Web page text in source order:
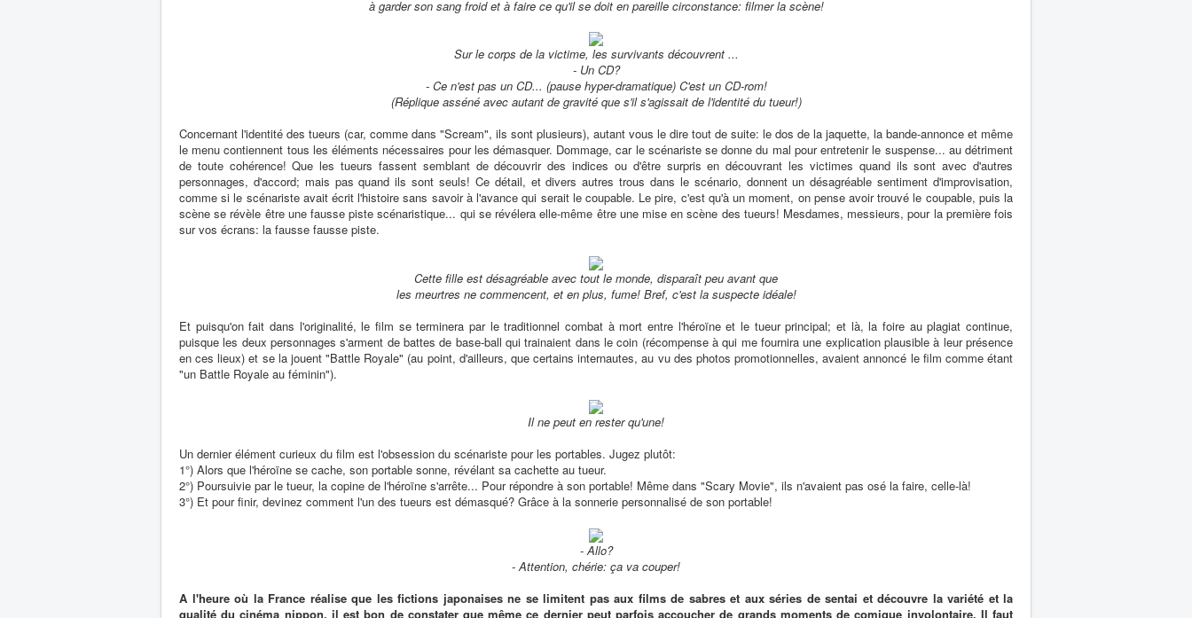
à garder son sang froid et à faire ce qu'il se doit en pareille circonstance: filmer la scène!
Sur le corps de la victime, les survivants découvrent ...
- Un CD?
- Ce n'est pas un CD... (pause hyper-dramatique) C'est un CD-rom!
(Réplique asséné avec autant de gravité que s'il s'agissait de l'identité du tueur!)
Concernant l'identité des tueurs (car, comme dans "Scream", ils sont plusieurs), autant vous le dire tout de suite: le dos de la jaquette, la bande-annonce et même
le menu contiennent tous les éléments nécessaires pour les démasquer. Dommage, car le scénariste se donne du mal pour entretenir le suspense... au détriment
de toute cohérence! Que les tueurs fassent semblant de découvrir des indices ou d'être surpris en découvrant les victimes quand ils sont avec d'autres
personnages, d'accord; mais pas quand ils sont seuls! Ce détail, et divers autres trous dans le scénario, donnent un désagréable sentiment d'improvisation,
comme si le scénariste avait écrit l'histoire sans savoir à l'avance qui serait le coupable. Le pire, c'est qu'à un moment, on pense avoir trouvé le coupable, puis la
scène se révèle être une fausse piste scénaristique... qui se révélera elle-même être une mise en scène des tueurs! Mesdames, messieurs, pour la première fois
sur vos écrans: la fausse fausse piste.
Cette fille est désagréable avec tout le monde, disparaît peu avant que
les meurtres ne commencent, et en plus, fume! Bref, c'est la suspecte idéale!
Et puisqu'on fait dans l'originalité, le film se terminera par le traditionnel combat à mort entre l'héroïne et le tueur principal; et là, la foire au plagiat continue,
puisque les deux personnages s'arment de battes de base-ball qui trainaient dans le coin (récompense à qui me fournira une explication plausible à leur présence
en ces lieux) et se la jouent "Battle Royale" (au point, d'ailleurs, que certains internautes, au vu des photos promotionnelles, avaient annoncé le film comme étant
"un Battle Royale au féminin").
Il ne peut en rester qu'une!
Un dernier élément curieux du film est l'obsession du scénariste pour les portables. Jugez plutôt:
1°) Alors que l'héroïne se cache, son portable sonne, révélant sa cachette au tueur.
2°) Poursuivie par le tueur, la copine de l'héroïne s'arrête... Pour répondre à son portable! Même dans "Scary Movie", ils n'avaient pas osé la faire, celle-là!
3°) Et pour finir, devinez comment l'un des tueurs est démasqué? Grâce à la sonnerie personnalisé de son portable!
- Allo?
- Attention, chérie: ça va couper!
A l'heure où la France réalise que les fictions japonaises ne se limitent pas aux films de sabres et aux séries de sentai et découvre la variété et la
qualité du cinéma nippon, il est bon de constater que même ce dernier peut parfois accoucher de grands moments de comique involontaire. Il faut